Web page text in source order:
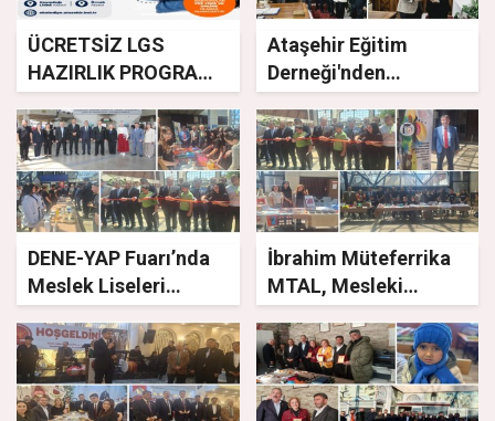
ÜCRETSİZ LGS
HAZIRLIK PROGRAMI
Ataşehir Eğitim
Derneği'nden
yardım eli
DENE-YAP Fuarı’nda
Meslek Liseleri
Aralıyor
İbrahim Müteferrika
MTAL, Mesleki
Çalışmalarıyla Göz
Doldurdu